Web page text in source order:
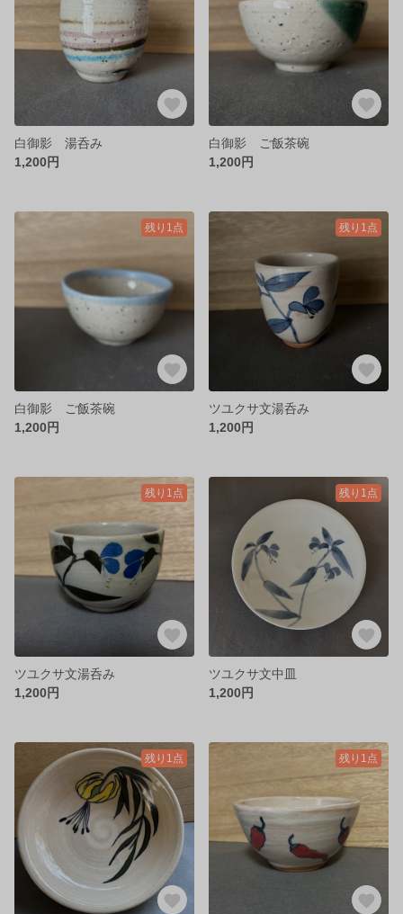
白御影 湯呑み
1,200円
白御影 ご飯茶碗
1,200円
残り1点
白御影 ご飯茶碗
1,200円
残り1点
ツユクサ文湯呑み
1,200円
残り1点
ツユクサ文湯呑み
1,200円
残り1点
ツユクサ文中皿
1,200円
残り1点 残り1点